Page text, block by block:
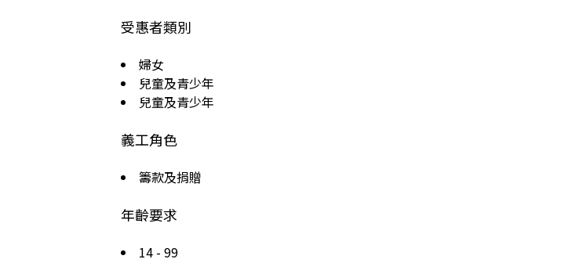
受惠者類別
婦女
兒童及青少年
兒童及青少年
義工角色
籌款及捐贈
年齡要求
14 - 99